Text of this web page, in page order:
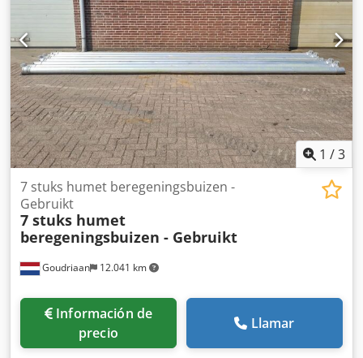
1 /3
Goudriaan 12.041 km
7 stuks humet beregeningsbuizen -
Gebruikt
7 stuks humet
beregeningsbuizen - Gebruikt
Información de
precio
Llamar